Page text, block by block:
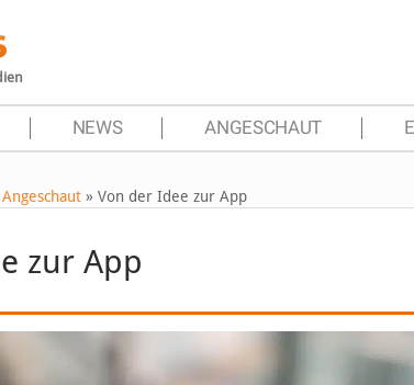
NEWS ANGESCHAUT
Angeschaut » Von der Idee zur App
zur App